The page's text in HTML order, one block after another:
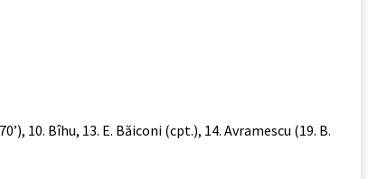
10. Bîhu, 13. E. Băiconi (cpt.), 14. Avramescu (19. B.